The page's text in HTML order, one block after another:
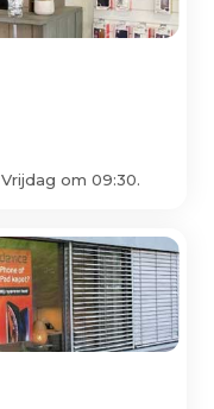
om 09:30.